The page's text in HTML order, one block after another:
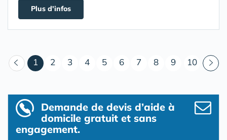
Plus d'infos
1 (courant)
2 3 4 5 6 7 8 9 10
Demande de devis d’aide à
domicile gratuit et sans
engagement.